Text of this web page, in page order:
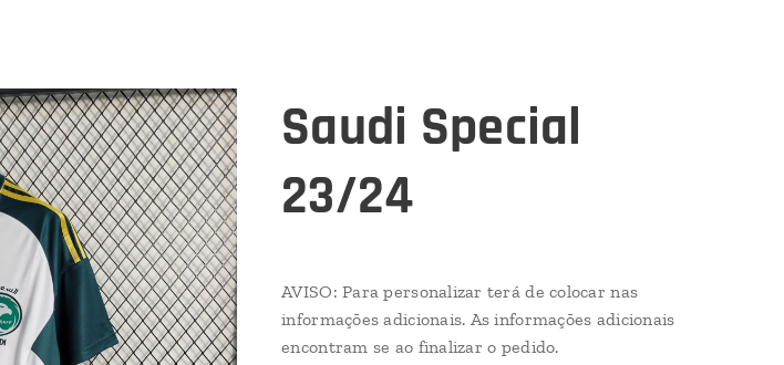
Saudi Special
23/24
AVISO: Para personalizar terá de colocar nas
informações adicionais. As informações adicionais
encontram se ao finalizar o pedido.